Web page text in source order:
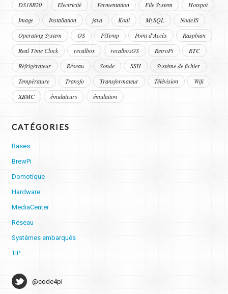
DS18B20
Electricité Fermentation File System
Hotspot
Image
Installation java Kodi MySQL
NodeJS
Operating System
OS PiTemp Point d'Accès
Raspbian
Real Time Clock
recalbox recalboxOS RetroPi
RTC
Réfrigérateur
Réseau Sonde SSH
Système de fichier
Température
Transfo Transformateur Télévision
Wifi
XBMC
émulateurs émulation
CATÉGORIES
Bases
BrewPi
Domotique
Hardware
MediaCenter
Réseau
Systèmes embarqués
TIP
@code4pi